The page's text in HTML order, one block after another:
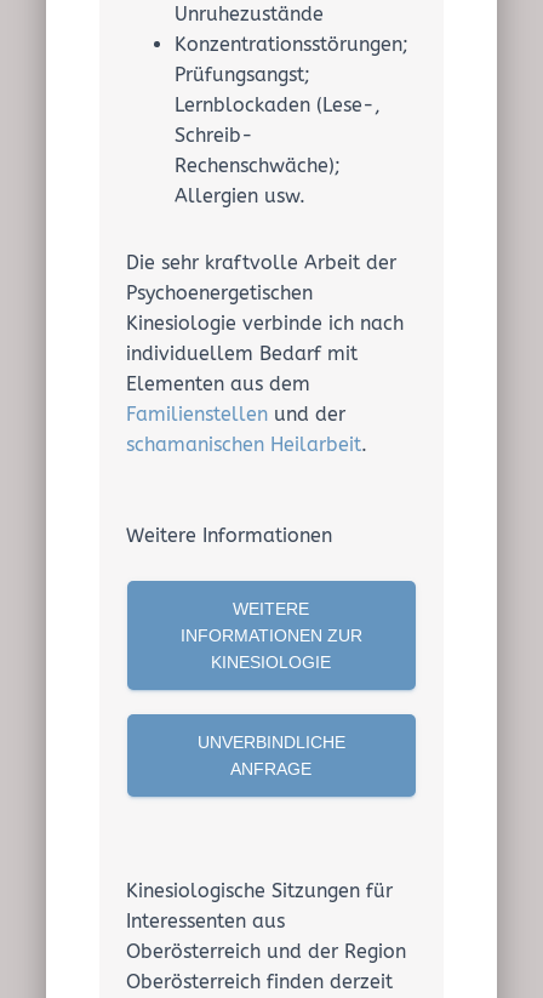
Unruhezustände
Konzentrationsstörungen;
Prüfungsangst;
Lernblockaden (Lese-,
Schreib-
Rechenschwäche);
Allergien usw.
Die sehr kraftvolle Arbeit der
Psychoenergetischen
Kinesiologie verbinde ich nach
individuellem Bedarf mit
Elementen aus dem
Familienstellenund der
schamanischen Heilarbeit.
Weitere Informationen
WEITERE
INFORMATIONEN ZUR
KINESIOLOGIE
UNVERBINDLICHE
ANFRAGE
Kinesiologische Sitzungen für
Interessenten aus
Oberösterreich und der Region
Oberösterreich finden derzeit